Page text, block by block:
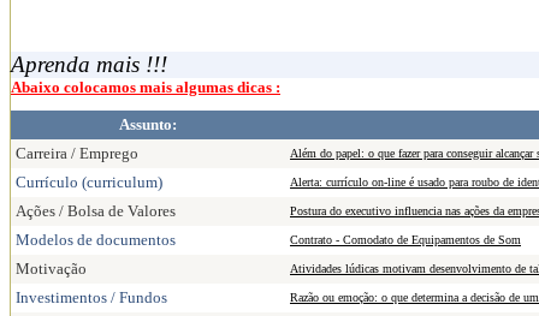
Aprenda mais !!!
Abaixo colocamos mais algumas dicas :
Assunto:
Carreira / Emprego
Além do papel: o que fazer para conseguir alcançar
Currículo (curriculum) Alerta: currículo on-line é usado para roubo de
Ações / Bolsa de Valores Postura do executivo influencia nas ações da
Modelos de documentos Contrato - Comodato de Equipamentos de Som
Motivação Atividades lúdicas motivam desenvolvimento de
Investimentos / Fundos Razão ou emoção: o que determina a decisão de